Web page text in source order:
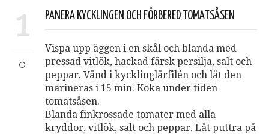
1 PANERA KYCKLINGEN OCH FÖRBERED TOMATSÅSEN
Vispa upp äggen i en skål och blanda med
pressad vitlök, hackad färsk persilja, salt och
peppar. Vänd i kycklinglårfilén och låt den
marineras i 15 min. Koka under tiden
tomatsåsen.
Blanda finkrossade tomater med alla
kryddor, vitlök, salt och peppar. Låt puttra på